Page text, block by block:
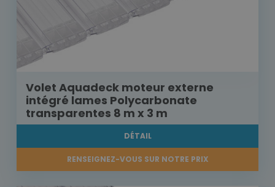
Volet Aquadeck moteur externe
intégré lames Polycarbonate
transparentes 8 m x 3 m
DÉTAIL
RENSEIGNEZ-VOUS SUR NOTRE PRIX